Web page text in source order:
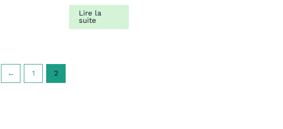
Lire la
suite
← 1 2